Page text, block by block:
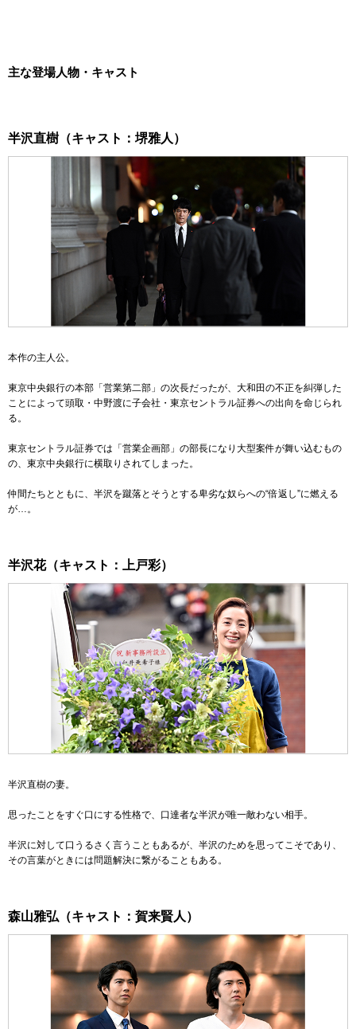
主な登場人物・キャスト
半沢直樹（キャスト：堺雅人）
本作の主人公。
東京中央銀行の本部「営業第二部」の次長だったが、大和田の不正を糾弾した
ことによって頭取・中野渡に子会社・東京セントラル証券への出向を命じられ
る。
東京セントラル証券では「営業企画部」の部長になり大型案件が舞い込むもの
の、東京中央銀行に横取りされてしまった。
仲間たちとともに、半沢を蹴落とそうとする卑劣な奴らへの“倍返し”に燃える
が…。
半沢花（キャスト：上戸彩）
半沢直樹の妻。
思ったことをすぐ口にする性格で、口達者な半沢が唯一敵わない相手。
半沢に対して口うるさく言うこともあるが、半沢のためを思ってこそであり、
その言葉がときには問題解決に繋がることもある。
森山雅弘（キャスト：賀来賢人）